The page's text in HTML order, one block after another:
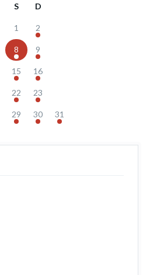
S D
1 2
8 9
15 16
22 23
29 30 31